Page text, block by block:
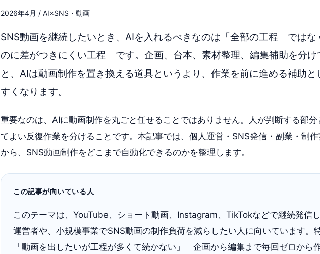
2026年4月 / AI×SNS・動画
SNS動画を継続したいとき、AIを入れるべきなのは「全部の工程」ではな
のに差がつきにくい工程」です。企画、台本、素材整理、編集補助を分け
と、AIは動画制作を置き換える道具というより、作業を前に進める補助と
すくなります。
重要なのは、AIに動画制作を丸ごと任せることではありません。人が判断する部分
てよい反復作業を分けることです。本記事では、個人運営・SNS発信・副業・制
から、SNS動画制作をどこまで自動化できるのかを整理します。
この記事が向いている人
このテーマは、YouTube、ショート動画、Instagram、TikTokなどで継続発信
運営者や、小規模事業でSNS動画の制作負荷を減らしたい人に向いています。特
「動画を出したいが工程が多くて続かない」「企画から編集まで毎回ゼロから